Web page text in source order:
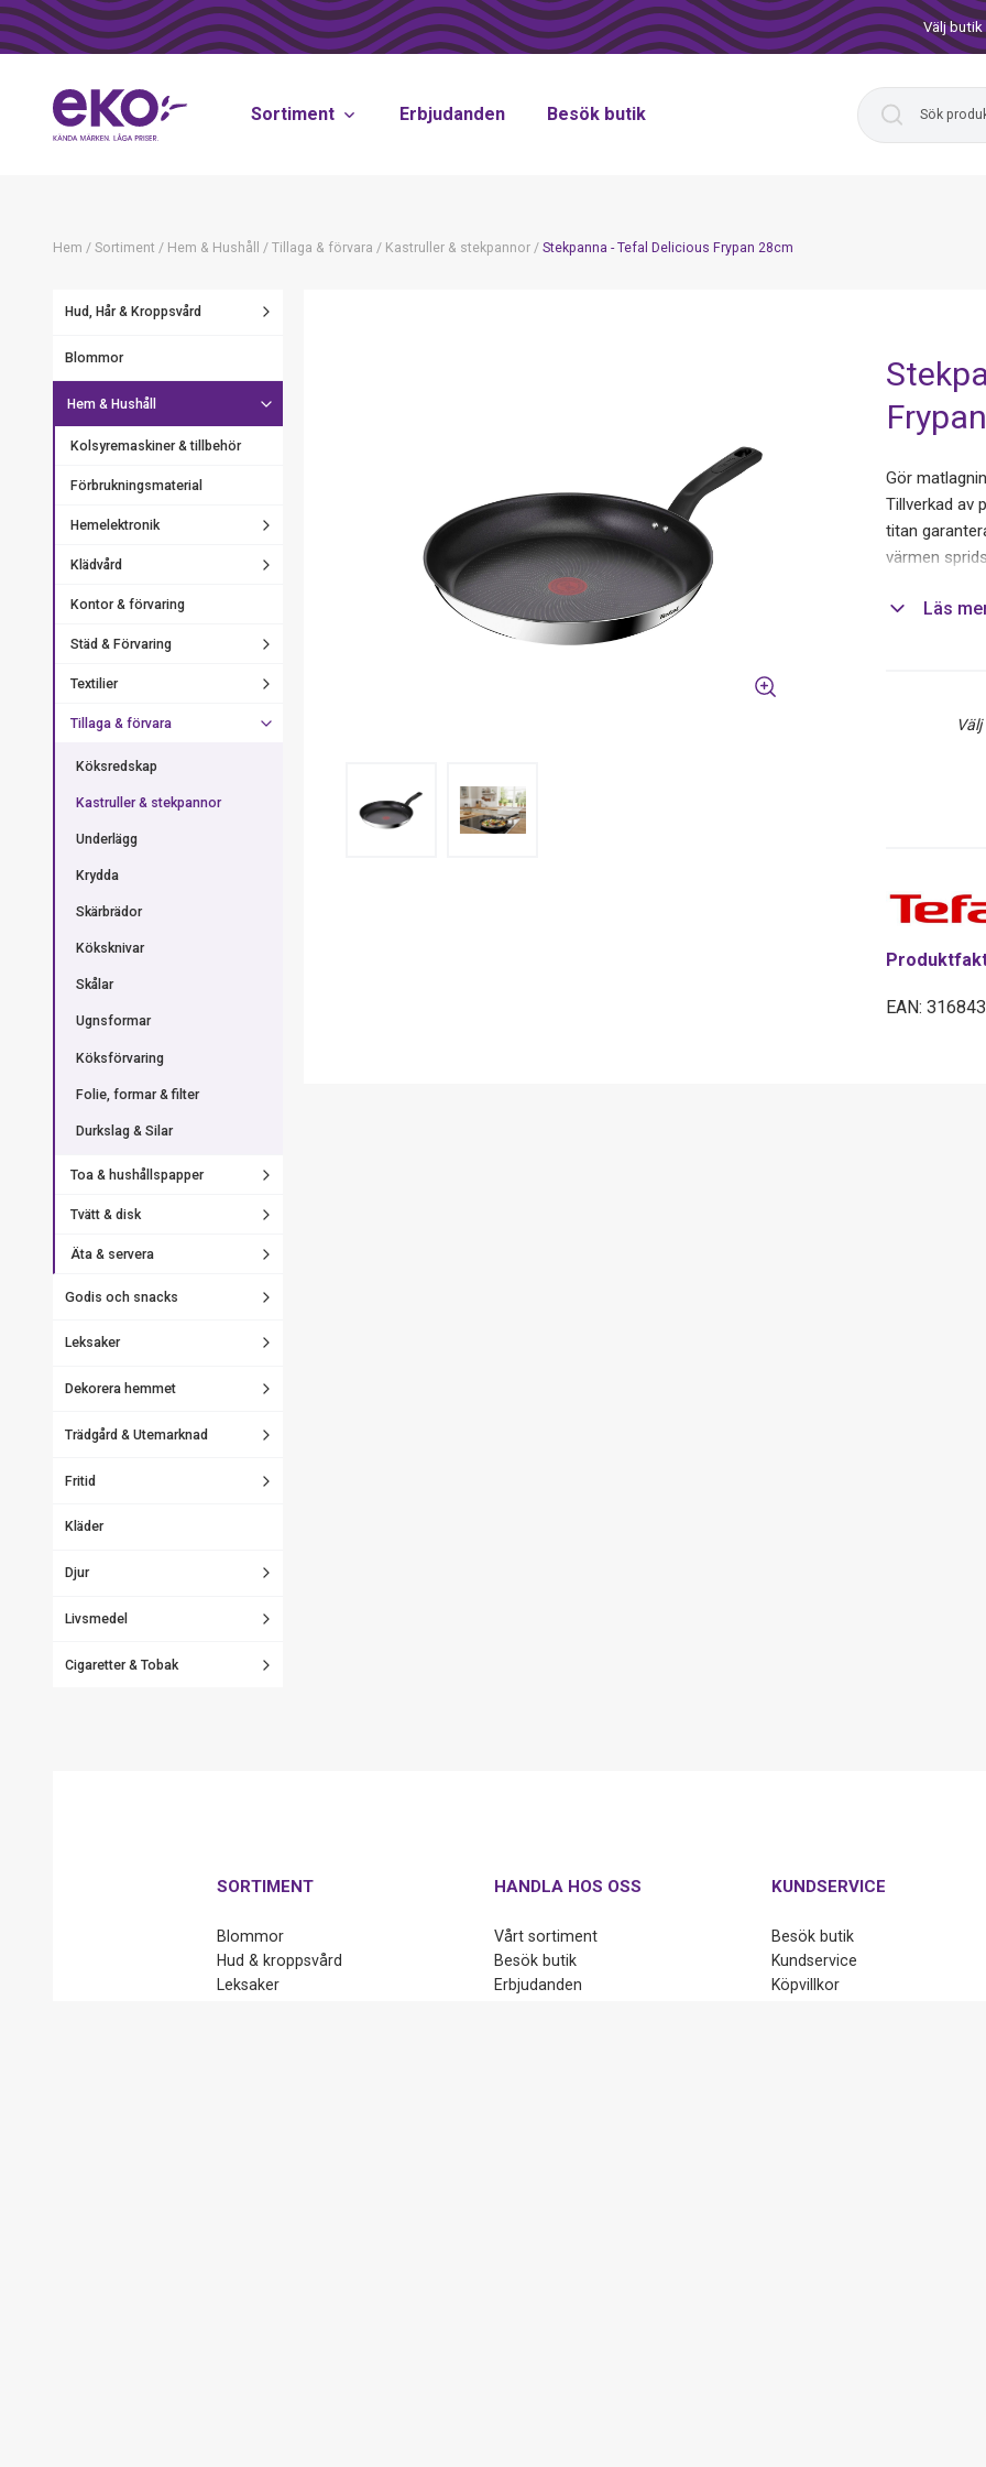
Välj butik
Sortiment Erbjudanden Besök butik
Hem / Sortiment / Hem & Hushåll / Tillaga & förvara / Kastruller & stekpannor / Stekpanna - Tefal Delicious Frypan 28cm
Hud, Hår & Kroppsvård
Blommor
Hem & Hushåll
Kolsyremaskiner & tillbehör
Förbrukningsmaterial
Hemelektronik
Klädvård
Kontor & förvaring
Städ & Förvaring
Textilier
Tillaga & förvara
Köksredskap
Kastruller & stekpannor
Underlägg
Krydda
Skärbrädor
Köksknivar
Skålar
Ugnsformar
Köksförvaring
Folie, formar & filter
Durkslag & Silar
Toa & hushållspapper
Tvätt & disk
Äta & servera
Godis och snacks
Leksaker
Dekorera hemmet
Trädgård & Utemarknad
Fritid
Kläder
Djur
Livsmedel
Cigaretter & Tobak
Gör
Tillverkad av
titan
värmen
måltider. De
Läs
EAN:
SORTIMENT
Blommor
Hud & kroppsvård
Leksaker
HANDLA HOS OSS
Vårt sortiment
Besök butik
Erbjudanden
KUNDSERVICE
Besök butik
Kundservice
Köpvillkor